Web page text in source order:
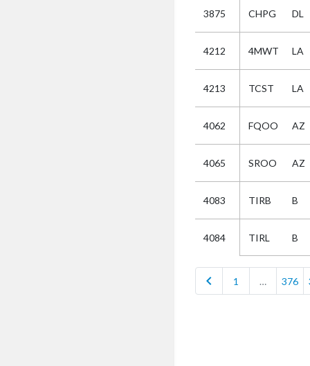
3875 CHPG DL
4212 4MWT LA
4213 TCST LA
4062 FQOO AZ
4065 SROO AZ
4083 TIRB B
4084 TIRL B
chevron_left 1 … 376